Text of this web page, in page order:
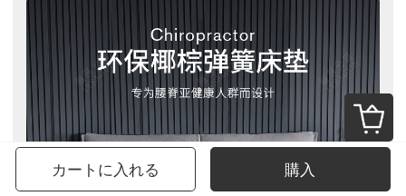
カートに入れる 購入